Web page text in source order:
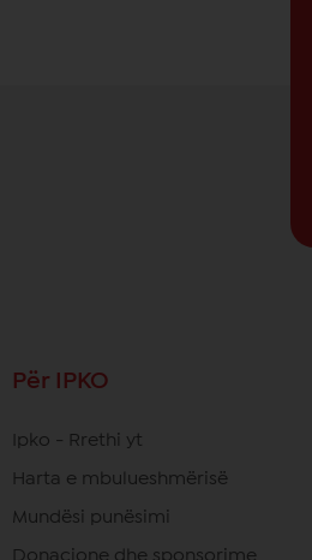
Për IPKO
Ipko - Rrethi yt
Harta e mbulueshmërisë
Mundësi punësimi
Donacione dhe sponsorime